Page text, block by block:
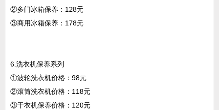
②多门冰箱保养：128元
③商用冰箱保养：178元
6.洗衣机保养系列
①波轮洗衣机价格：98元
②滚筒洗衣机价格：118元
③干衣机保养价格：120元